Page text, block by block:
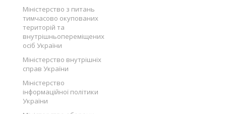
Міністерство з питань
тимчасово окупованих
територій та
внутрішньопереміщених
осіб України
Міністерство внутрішніх
справ України
Міністерство
інформаційної політики
України